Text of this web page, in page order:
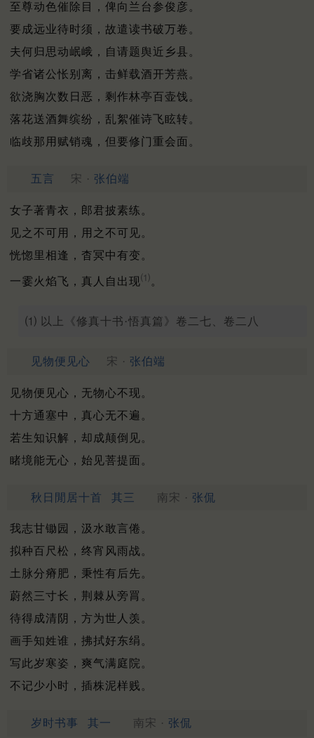
至尊动色催除目，俾向兰台参俊彦。
要成远业待时须，故遣读书破万卷。
夫何归思动岷峨，自请题舆近乡县。
学省诸公怅别离，击鲜载酒开芳燕。
欲浇胸次数日恶，剩作林亭百壶饯。
落花送酒舞缤纷，乱絮催诗飞眩转。
临歧那用赋销魂，但要修门重会面。
五言 宋 · 张伯端
女子著青衣，郎君披素练。
见之不可用，用之不可见。
恍惚里相逢，杳冥中有变。
一霎火焰飞，真人自出现⑴ 。
⑴ 以上《修真十书·悟真篇》卷二七、卷二八
见物便见心 宋 · 张伯端
见物便见心，无物心不现。
十方通塞中，真心无不遍。
若生知识解，却成颠倒见。
睹境能无心，始见菩提面。
秋日閒居十首 其三 南宋 · 张侃
我志甘锄园，汲水敢言倦。
拟种百尺松，终宵风雨战。
土脉分瘠肥，秉性有后先。
蔚然三寸长，荆棘从旁罥。
待得成清阴，方为世人羡。
画手知姓谁，拂拭好东绢。
写此岁寒姿，爽气满庭院。
不记少小时，插株泥样贱。
岁时书事 其一 南宋 · 张侃